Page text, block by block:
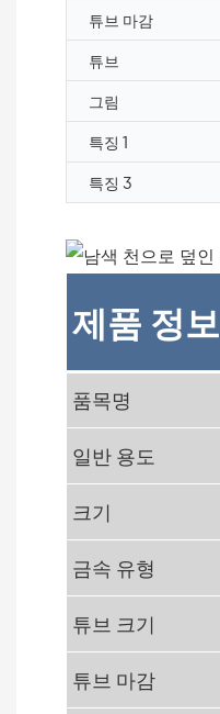
튜브 마감
튜브
그림
특징 1
특징 3
제품 정보
품목명
일반 용도
크기
금속 유형
튜브 크기
튜브 마감